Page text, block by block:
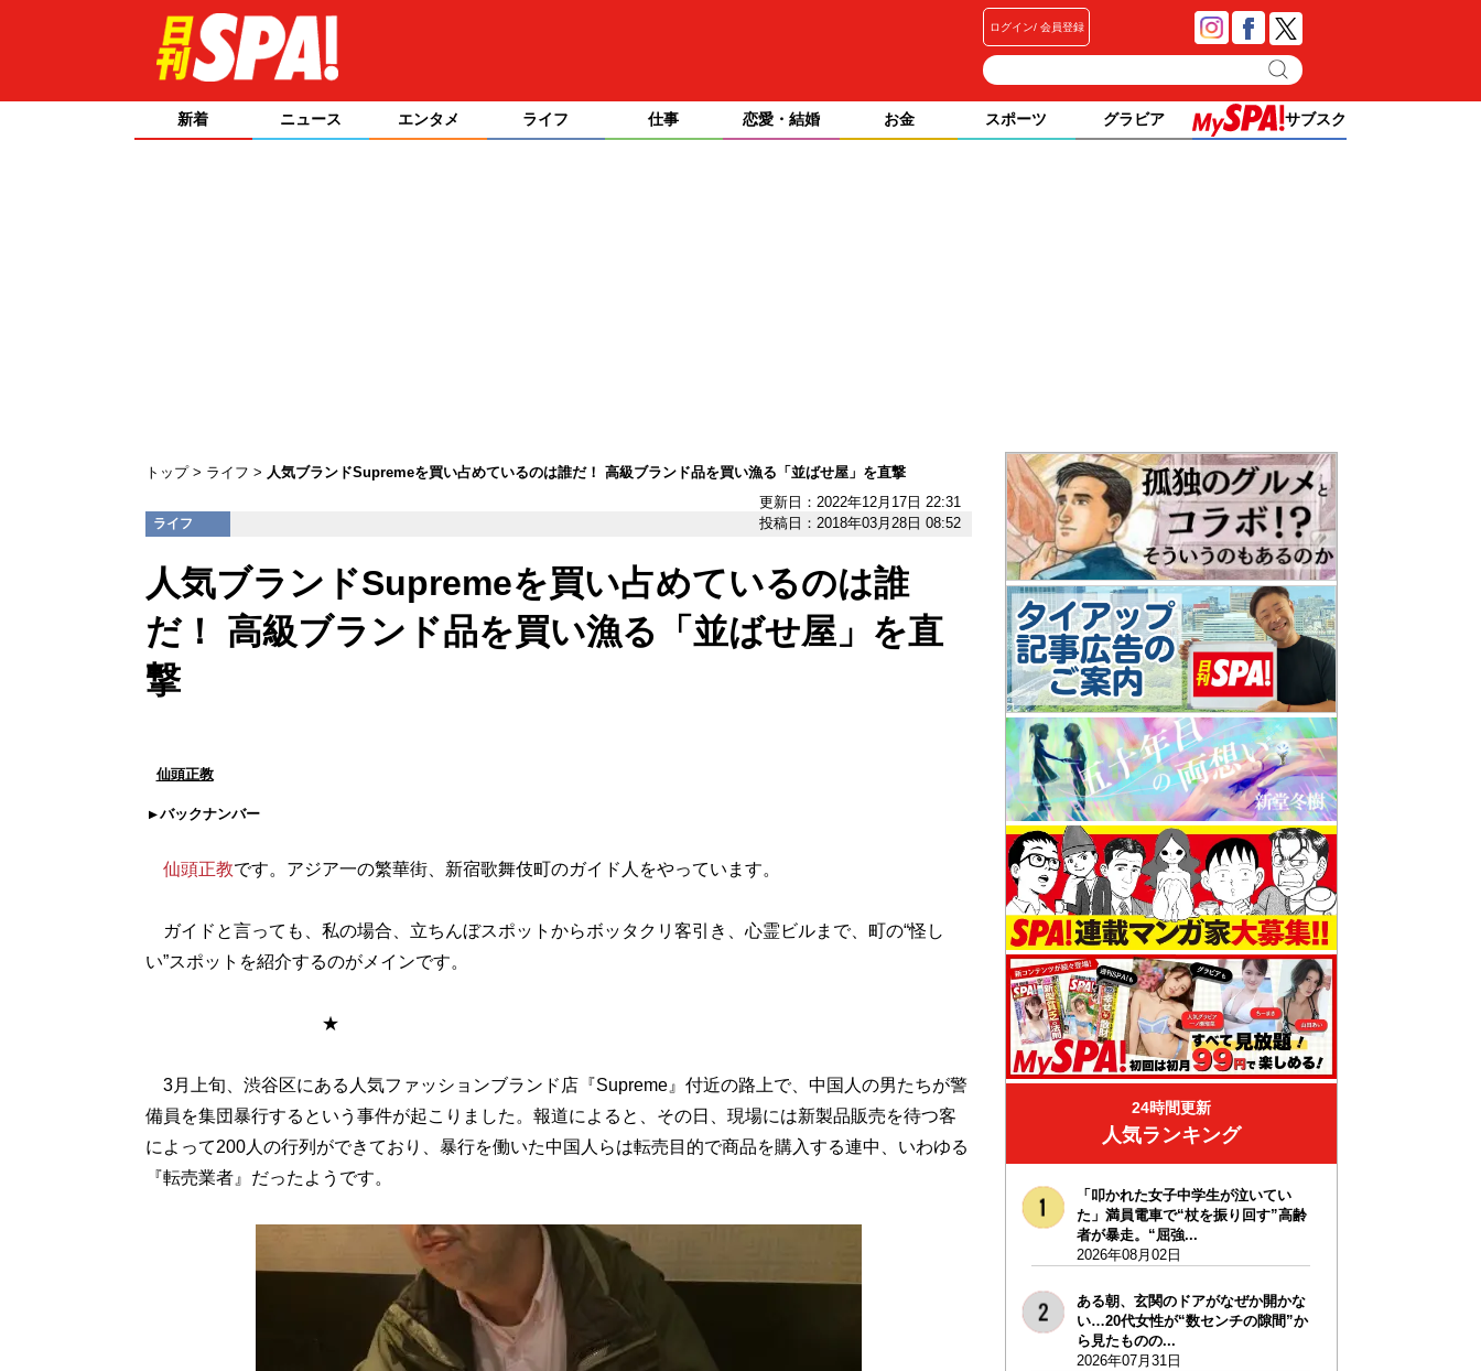
ログイン 会員登録
新着 ニュース エンタメ ライフ 仕事 恋愛・結婚 お金 スポーツ グラビア サブスク
トップ ライフ
人気ブランドSupremeを買い占めているのは誰だ！ 高級ブランド品を買い漁る「並ばせ屋」を直撃
更新日：2022年12月17日 22:31
ライフ 投稿日：2018年03月28日 08:52
人気ブランドSupremeを買い占めているのは誰
だ！ 高級ブランド品を買い漁る「並ばせ屋」を直
撃
仙頭正教
バックナンバー
仙頭正教です。アジア一の繁華街、新宿歌舞伎町のガイド人をやっています。
ガイドと言っても、私の場合、立ちんぼスポットからボッタクリ客引き、心霊ビルまで、町の“怪し
い”スポットを紹介するのがメインです。
★
3月上旬、渋谷区にある人気ファッションブランド店『Supreme』付近の路上で、中国人の男たちが警
備員を集団暴行するという事件が起こりました。報道によると、その日、現場には新製品販売を待つ客
によって200人の行列ができており、暴行を働いた中国人らは転売目的で商品を購入する連中、いわゆる
『転売業者』だったようです。
24時間更新
人気ランキング
「叩かれた女子中学生が泣いてい
た」満員電車で“杖を振り回す”高齢
者が暴走。“屈強...
2026年08月02日
ある朝、玄関のドアがなぜか開かな
い…20代女性が“数センチの隙間”か
ら見たものの...
2026年07月31日